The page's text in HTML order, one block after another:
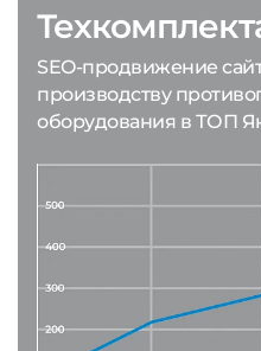
SEO-продвижение
производству
оборудования в ТОП